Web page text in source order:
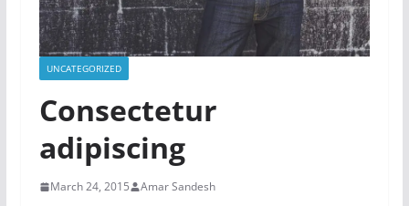
UNCATEGORIZED
Consectetur
adipiscing
March 24, 2015 Amar Sandesh